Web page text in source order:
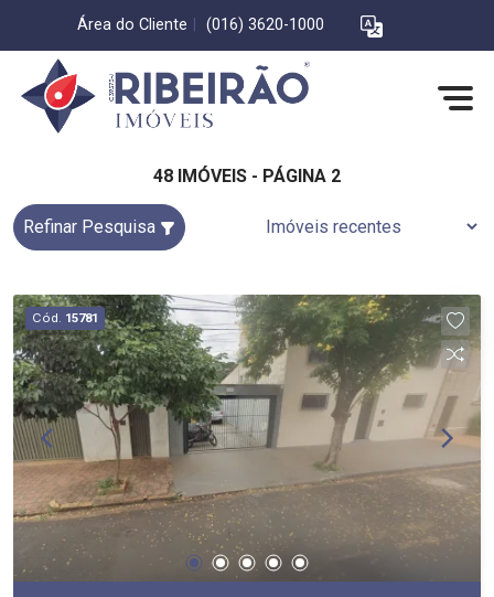
Área do Cliente (016) 3620-1000
48 IMÓVEIS - PÁGINA 2
Refinar Pesquisa
Cód. 15781